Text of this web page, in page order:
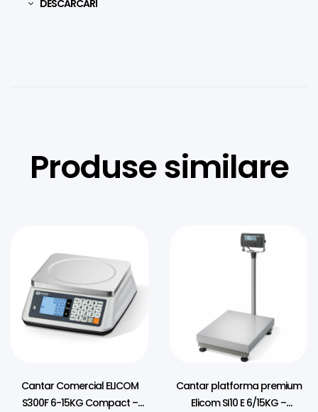
DESCĂRCĂRI
Produse similare
Cantar Comercial ELICOM
S300F 6-15KG Compact –
Cantar platforma premium
Elicom SI10 E 6/15KG –